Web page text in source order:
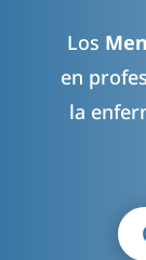
Los
en
la